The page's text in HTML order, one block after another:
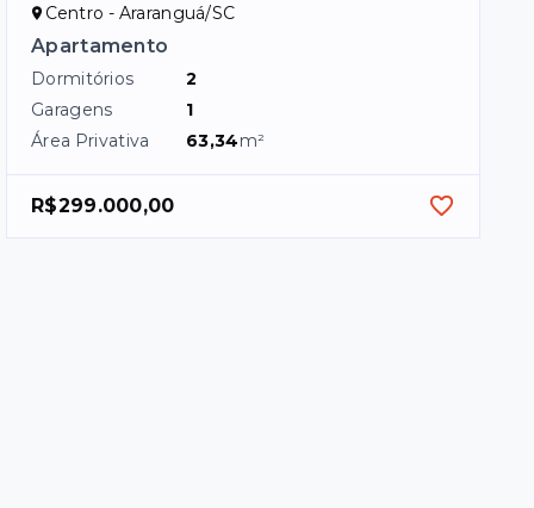
Centro - Araranguá/SC
Apartamento
Dormitórios
2
Garagens
1
Área Privativa
63,34m²
R$299.000,00